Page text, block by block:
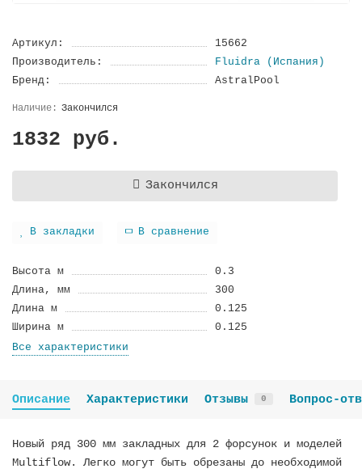
Артикул:
15662
Производитель:
Fluidra (Испания)
Бренд:
AstralPool
Закончился
1832 руб.
Закончился
В закладки В сравнение
Высота м
0.3
Длина, мм
300
Длина м
0.125
Ширина м
0.125
Все характеристики
Описание Характеристики Отзывы 0 Вопрос-
Новый ряд 300 мм закладных для 2 форсунок и моделей
Multiflow. Легко могут быть обрезаны до необходимой